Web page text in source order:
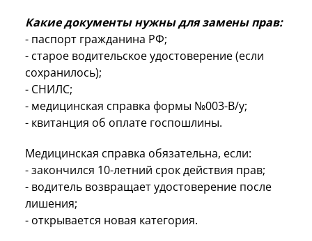
Какие документы нужны для замены прав:
- паспорт гражданина РФ;
- старое водительское удостоверение (если
сохранилось);
- СНИЛС;
- медицинская справка формы №003-В/у;
- квитанция об оплате госпошлины.
Медицинская справка обязательна, если:
- закончился 10-летний срок действия прав;
- водитель возвращает удостоверение после
лишения;
- открывается новая категория.